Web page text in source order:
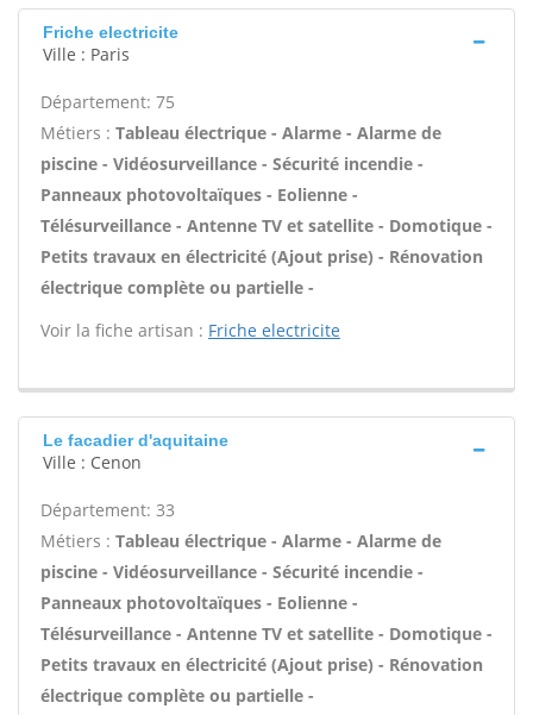
Friche electricite
Ville : Paris
Département: 75
Métiers : Tableau électrique - Alarme - Alarme de
piscine - Vidéosurveillance - Sécurité incendie -
Panneaux photovoltaïques - Eolienne -
Télésurveillance - Antenne TV et satellite - Domotique -
Petits travaux en électricité (Ajout prise) - Rénovation
électrique complète ou partielle -
Voir la fiche artisan : Friche electricite
Le facadier d'aquitaine
Ville : Cenon
Département: 33
Métiers : Tableau électrique - Alarme - Alarme de
piscine - Vidéosurveillance - Sécurité incendie -
Panneaux photovoltaïques - Eolienne -
Télésurveillance - Antenne TV et satellite - Domotique -
Petits travaux en électricité (Ajout prise) - Rénovation
électrique complète ou partielle -